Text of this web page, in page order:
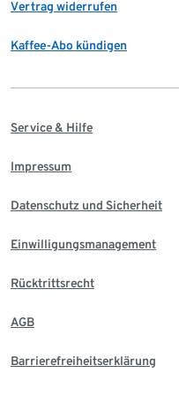
Vertrag widerrufen
Kaffee-Abo kündigen
Service & Hilfe
Impressum
Datenschutz und Sicherheit
Einwilligungsmanagement
Rücktrittsrecht
AGB
Barrierefreiheitserklärung